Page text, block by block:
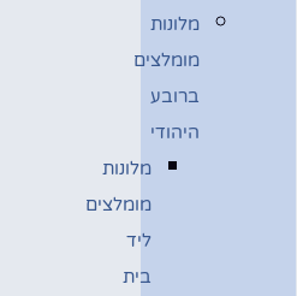
מלונות
מומלצים
ברובע
היהודי
מלונות
מומלצים
ליד
בית